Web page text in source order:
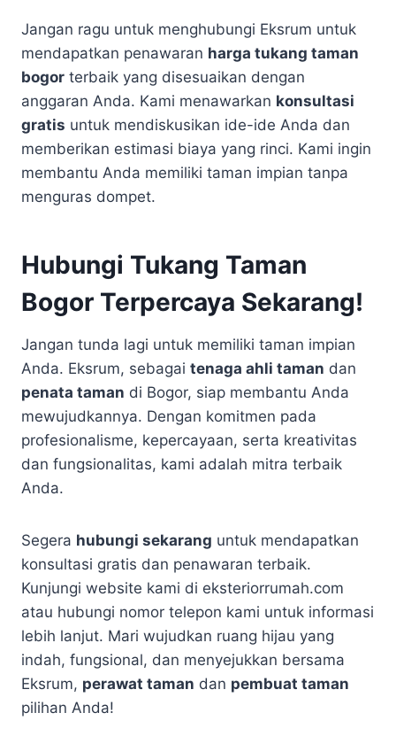
Jangan ragu untuk menghubungi Eksrum untuk
mendapatkan penawaran harga tukang taman
bogor terbaik yang disesuaikan dengan
anggaran Anda. Kami menawarkan konsultasi
gratis untuk mendiskusikan ide-ide Anda dan
memberikan estimasi biaya yang rinci. Kami ingin
membantu Anda memiliki taman impian tanpa
menguras dompet.
Hubungi Tukang Taman
Bogor Terpercaya Sekarang!
Jangan tunda lagi untuk memiliki taman impian
Anda. Eksrum, sebagai tenaga ahli taman dan
penata taman di Bogor, siap membantu Anda
mewujudkannya. Dengan komitmen pada
profesionalisme, kepercayaan, serta kreativitas
dan fungsionalitas, kami adalah mitra terbaik
Anda.
Segera hubungi sekarang untuk mendapatkan
konsultasi gratis dan penawaran terbaik.
Kunjungi website kami di eksteriorrumah.com
atau hubungi nomor telepon kami untuk informasi
lebih lanjut. Mari wujudkan ruang hijau yang
indah, fungsional, dan menyejukkan bersama
Eksrum, perawat taman dan pembuat taman
pilihan Anda!